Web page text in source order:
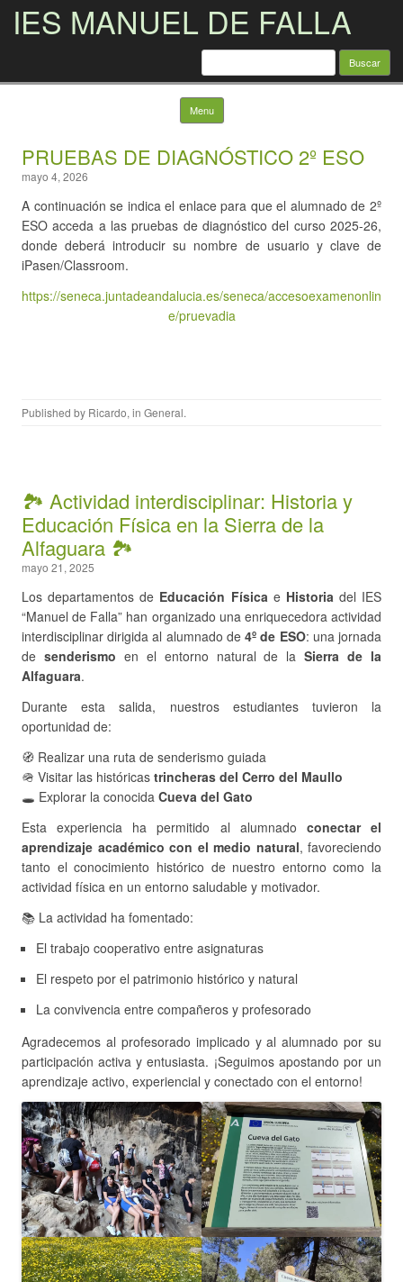
IES MANUEL DE FALLA
Buscar:
Menu Skip to content
PRUEBAS DE DIAGNÓSTICO 2º ESO
mayo 4, 2026
A continuación se indica el enlace para que el alumnado de 2º
ESO acceda a las pruebas de diagnóstico del curso 2025-26,
donde deberá introducir su nombre de usuario y clave de
iPasen/Classroom.
https://seneca.juntadeandalucia.es/seneca/accesoexamenonlin
e/pruevadia
Published by Ricardo, in General.
🏞️ Actividad interdisciplinar: Historia y
Educación Física en la Sierra de la
Alfaguara 🏞️
mayo 21, 2025
Los departamentos de Educación Físicae Historiadel IES
“Manuel de Falla” han organizado una enriquecedora actividad
interdisciplinar dirigida al alumnado de4º de ESO: una jornada
de senderismo en el entorno natural de laSierra de la
Alfaguara.
Durante esta salida, nuestros estudiantes tuvieron la
oportunidad de:
🧭 Realizar una ruta de senderismo guiada
🪖 Visitar las históricas trincheras del Cerro del Maullo
🕳️ Explorar la conocida Cueva del Gato
Esta experiencia ha permitido al alumnado conectar el
aprendizaje académico con el medio natural, favoreciendo
tanto el conocimiento histórico de nuestro entorno como la
actividad física en un entorno saludable y motivador.
📚 La actividad ha fomentado:
El trabajo cooperativo entre asignaturas
El respeto por el patrimonio histórico y natural
La convivencia entre compañeros y profesorado
Agradecemos al profesorado implicado y al alumnado por su
participación activa y entusiasta. ¡Seguimos apostando por un
aprendizaje activo, experiencial y conectado con el entorno!